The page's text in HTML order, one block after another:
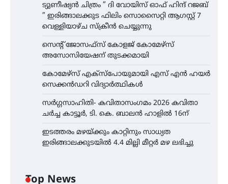
ട്യുണീഷ്യൻ ചിത്രം ” ദി വോയിസ് ഓഫ് ഹിന്ദ് റജബ്
” ഇരിങ്ങാലക്കുട ഫിലിം സൊസൈറ്റി ആഗസ്റ്റ് 7
വെള്ളിയാഴ്ച സ്‌ക്രീൻ ചെയ്യുന്നു
സെന്റ് ജോസഫ്സ് കോളജ് കോമേഴ്‌സ്
അസോസിയേഷന് തുടക്കമായി
കോമേഴ്സ് എക്സ്പോയുമായി എസ് എൻ ഹയർ
സെക്കൻഡറി വിദ്യാർത്ഥികൾ
സർഗ്ഗസാഹിതി- കവിതാസംഗമം 2026 കവിതാ
ചർച്ച കാട്ടൂർ, ടി. കെ. ബാലൻ ഹാളിൽ 16ന്
ഇടത്തരം മഴയ്ക്കും കാറ്റിനും സാധ്യത
ഇരിങ്ങാലക്കുടയിൽ 4.4 മില്ലി മീറ്റർ മഴ ലഭിച്ചു
Top News